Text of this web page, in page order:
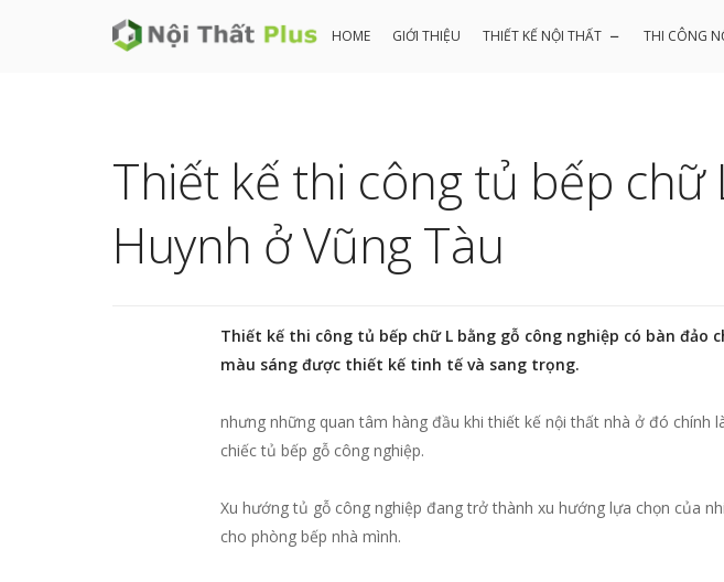
HOME GIỚI THIỆU THIẾT KẾ NỘI THẤT THI CÔNG
Thiết kế thi công tủ bếp
Huynh ở Vũng Tàu
Thiết kế thi công tủ bếp chữ L bằng gỗ công nghiệp có bàn
màu sáng được thiết kế tinh tế và sang trọng.
nhưng những quan tâm hàng đầu khi thiết kế nội thất nhà ở đó
chiếc tủ bếp gỗ công nghiệp.
Xu hướng tủ gỗ công nghiệp đang trở thành xu hướng lựa chọn của
cho phòng bếp nhà mình.